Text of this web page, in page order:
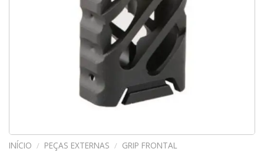
INÍCIO / PEÇAS EXTERNAS / GRIP FRONTAL